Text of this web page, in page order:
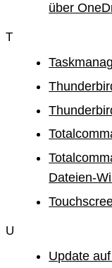
über
T
Dateien-
U
Update